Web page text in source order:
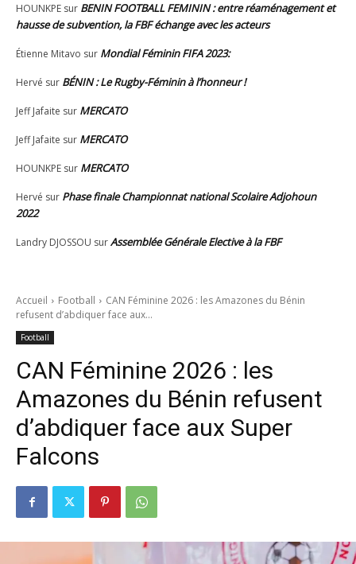
HOUNKPE sur BENIN FOOTBALL FEMININ : entre réaménagement et
hausse de subvention, la FBF échange avec les acteurs
Étienne Mitavo sur Mondial Féminin FIFA 2023:
Hervé sur BÉNIN : Le Rugby-Féminin à l’honneur !
Jeff Jafaite sur MERCATO
Jeff Jafaite sur MERCATO
HOUNKPE sur MERCATO
Hervé sur Phase finale Championnat national Scolaire Adjohoun
2022
Landry DJOSSOU surAssemblée Générale Elective à la FBF